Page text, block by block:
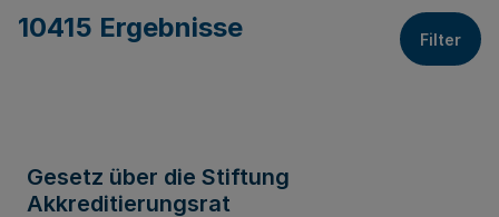
10415 Ergebnisse Filter
Gesetz über die Stiftung
Akkreditierungsrat